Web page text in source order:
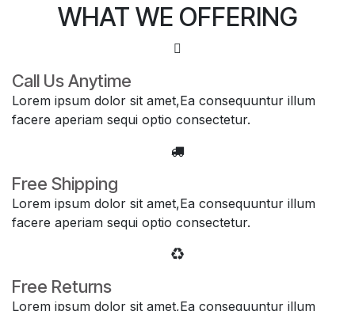
WHAT WE OFFERING
Call Us Anytime
Lorem ipsum dolor sit amet,Ea consequuntur illum
facere aperiam sequi optio consectetur.
Free Shipping
Lorem ipsum dolor sit amet,Ea consequuntur illum
facere aperiam sequi optio consectetur.
Free Returns
Lorem ipsum dolor sit amet,Ea consequuntur illum